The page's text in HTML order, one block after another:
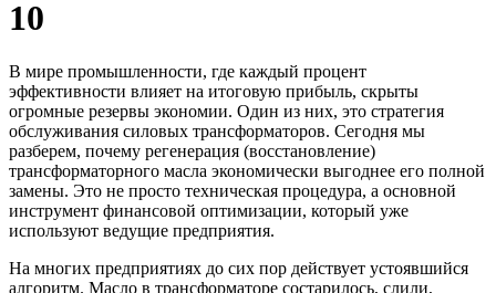
10
В мире промышленности, где каждый процент
эффективности влияет на итоговую прибыль, скрыты
огромные резервы экономии. Один из них, это стратегия
обслуживания силовых трансформаторов. Сегодня мы
разберем, почему регенерация (восстановление)
трансформаторного масла экономически выгоднее его полной
замены. Это не просто техническая процедура, а основной
инструмент финансовой оптимизации, который уже
используют ведущие предприятия.
На многих предприятиях до сих пор действует устоявшийся
алгоритм. Масло в трансформаторе состарилось, слили,